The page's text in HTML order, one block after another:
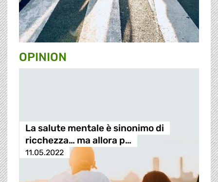
OPINION
La salute mentale è sinonimo di
ricchezza… ma allora p…
11.05.2022